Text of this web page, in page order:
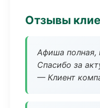
Отзывы
Афиша полная,
Спасибо за
— Клиент